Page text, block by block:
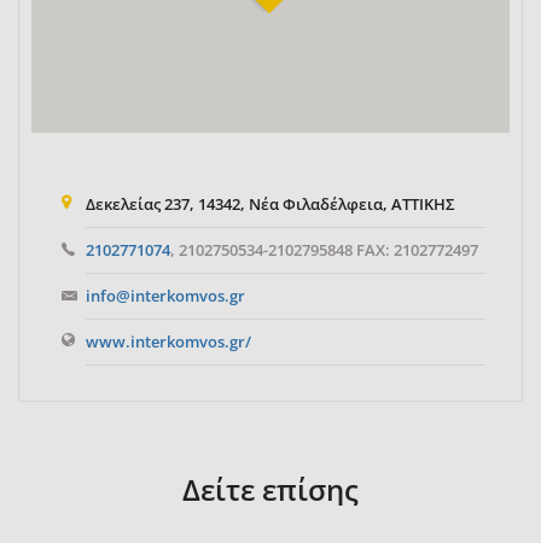
Δεκελείας 237, 14342, Νέα Φιλαδέλφεια, ΑΤΤΙΚΗΣ
2102771074, 2102750534-2102795848 FAX: 2102772497
info@interkomvos.gr
www.interkomvos.gr/
Δείτε επίσης